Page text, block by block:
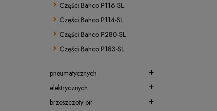
Części Bahco P116-SL
Części Bahco P114-SL
Części Bahco P280-SL
Części Bahco P183-SL
pneumatycznych
elektrycznych
brzeszczoty pił